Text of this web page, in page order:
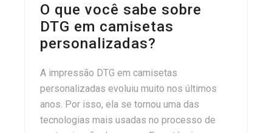
O que você sabe sobre
DTG em camisetas
personalizadas?
A impressão DTG em camisetas
personalizadas evoluiu muito nos últimos
anos. Por isso, ela se tornou uma das
tecnologias mais usadas no processo de